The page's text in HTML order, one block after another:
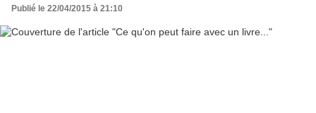
Publié le 22/04/2015 à 21:10